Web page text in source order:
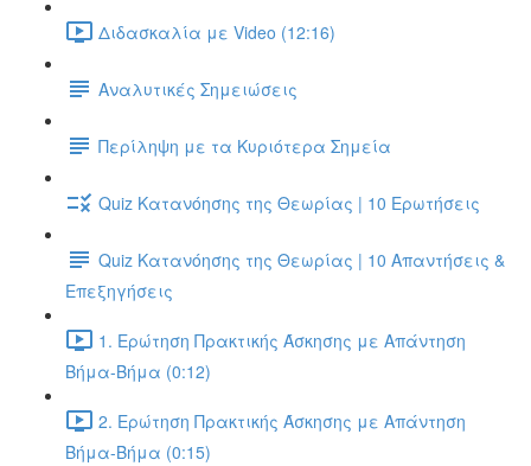
Διδασκαλία με Video (12:16)
Αναλυτικές Σημειώσεις
Περίληψη με τα Κυριότερα Σημεία
Quiz Κατανόησης της Θεωρίας | 10 Ερωτήσεις
Quiz Κατανόησης της Θεωρίας | 10 Απαντήσεις &
Επεξηγήσεις
1. Ερώτηση Πρακτικής Άσκησης με Απάντηση
Βήμα-Βήμα (0:12)
2. Ερώτηση Πρακτικής Άσκησης με Απάντηση
Βήμα-Βήμα (0:15)